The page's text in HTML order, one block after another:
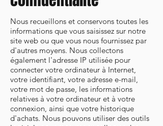
Nous recueillons et conservons toutes les
informations que vous saisissez sur notre
site web ou que vous nous fournissez par
d'autres moyens. Nous collectons
également l'adresse IP utilisée pour
connecter votre ordinateur à Internet,
votre identifiant, votre adresse e-mail,
votre mot de passe, les informations
relatives à votre ordinateur et à votre
connexion, ainsi que votre historique
d'achats. Nous pouvons utiliser des outils